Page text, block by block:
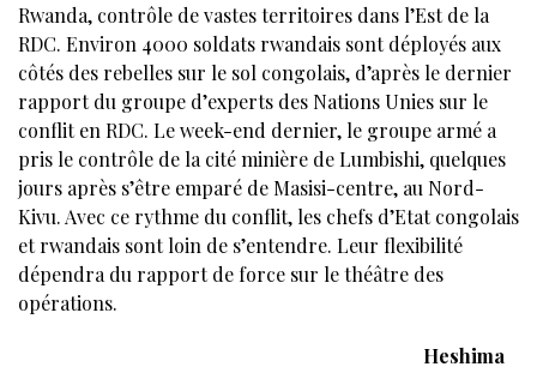
Rwanda, contrôle de vastes territoires dans l’Est de la
RDC. Environ 4000 soldats rwandais sont déployés aux
côtés des rebelles sur le sol congolais, d’après le dernier
rapport du groupe d’experts des Nations Unies sur le
conflit en RDC. Le week-end dernier, le groupe armé a
pris le contrôle de la cité minière de Lumbishi, quelques
jours après s’être emparé de Masisi-centre, au Nord-
Kivu. Avec ce rythme du conflit, les chefs d’Etat congolais
et rwandais sont loin de s’entendre. Leur flexibilité
dépendra du rapport de force sur le théâtre des
opérations.
Heshima